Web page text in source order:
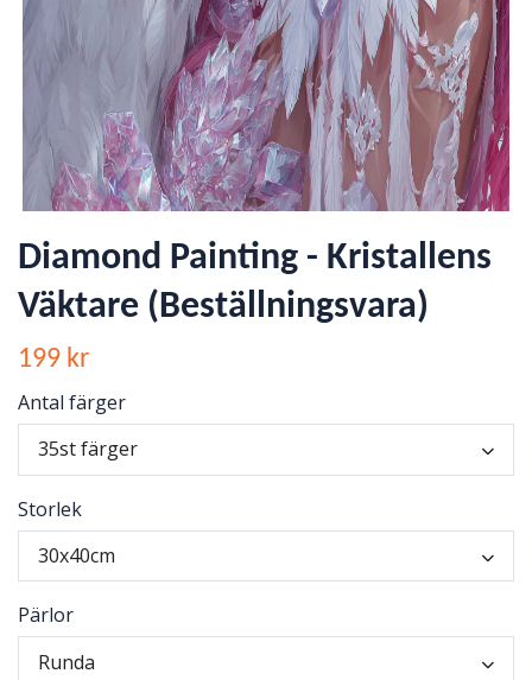
Diamond Painting - Kristallens
Väktare (Beställningsvara)
199 kr
Antal färger
35st färger
Storlek
30x40cm
Pärlor
Runda